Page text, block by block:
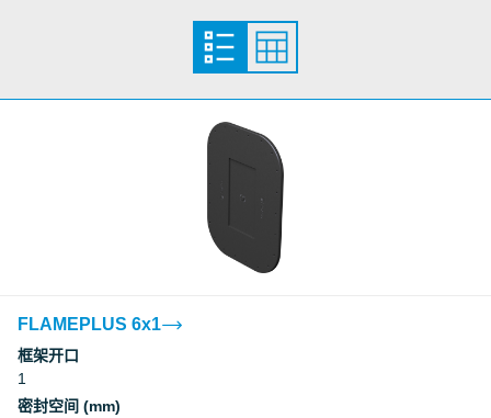
FLAMEPLUS 6x1
框架开口
1
密封空间 (mm)